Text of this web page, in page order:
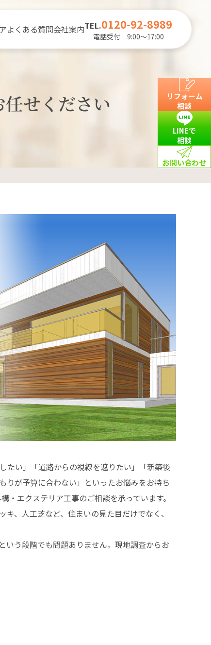
よくある質問会社案内TEL.0120-92-8989
電話受付 9:00～17:00
せください
たい」「道路からの視線を遮りたい」「新築後
りが予算に合わない」といったお悩みをお持ち
エクステリア工事のご相談を承っています。
、人工芝など、住まいの見た目だけでなく、
いう段階でも問題ありません。現地調査からお
リフォーム
相談
LINEで
相談
お問い合わせ